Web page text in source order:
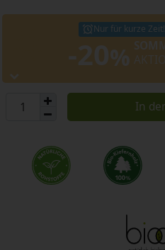
Nur für kurze Zeit!
In